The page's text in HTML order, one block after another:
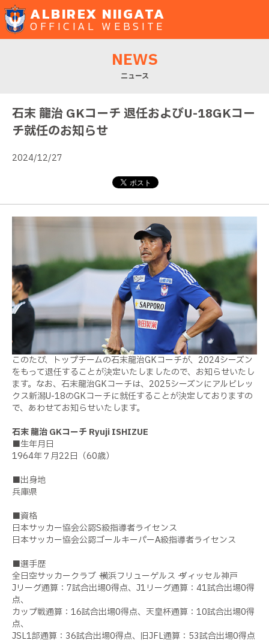
ALBIREX NIIGATA
OFFICIAL WEBSITE
NEWS
ニュース
石末 龍治 GKコーチ 退任およびU-18GKコー
チ就任のお知らせ
2024/12/27
このたび、トップチームの石末龍治GKコーチが、2024シーズン
をもって退任することが決定いたしましたので、お知らせいたし
ます。なお、石末龍治GKコーチは、2025シーズンにアルビレッ
クス新潟U-18のGKコーチに就任することが決定しておりますの
で、あわせてお知らせいたします。
石末 龍治 GKコーチ Ryuji ISHIZUE
■生年月日
1964年７月22日（60歳）
■出身地
兵庫県
■資格
日本サッカー協会公認S級指導者ライセンス
日本サッカー協会公認ゴールキーパーA級指導者ライセンス
■選手歴
全日空サッカークラブ → 横浜フリューゲルス → ヴィッセル神戸
Jリーグ通算：7試合出場0得点、J1リーグ通算：41試合出場0得
点、
カップ戦通算：16試合出場0得点、天皇杯通算：10試合出場0得
点、
JSL1部通算：36試合出場0得点、旧JFL通算：53試合出場0得点